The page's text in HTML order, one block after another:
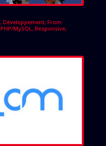
, Développement, From
PHP/MySQL , Responsive,